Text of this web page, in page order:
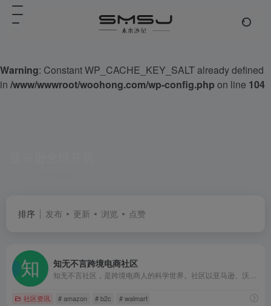
Warning: Constant WP_CACHE_KEY_SALT already defined
in /www/wwwroot/woohong.com/wp-config.php on line 104
排序 发布 更新 浏览 点赞
知无不言跨境电商社区
社区资讯 # amazon # b2c # walmart